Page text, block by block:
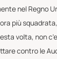
nel Regno
più
volta, non
contro le